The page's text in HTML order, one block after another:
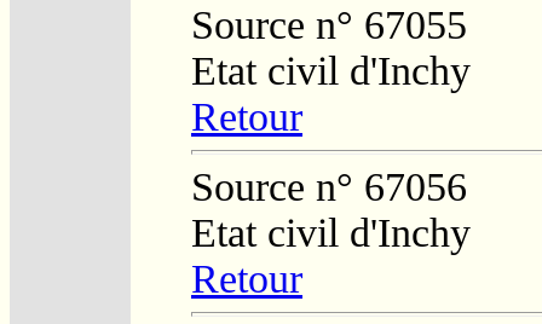
Source n° 67055
Etat civil d'Inchy
Retour
Source n° 67056
Etat civil d'Inchy
Retour